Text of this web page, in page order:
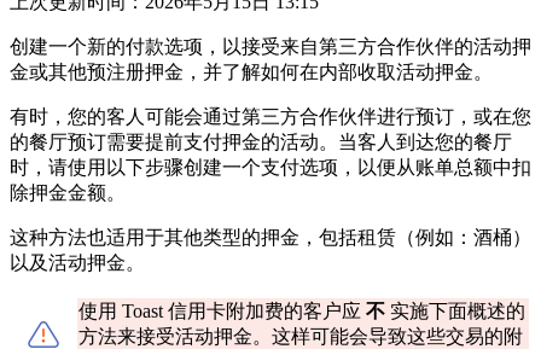
创建一个新的付款选项，以接受来自第三方合作伙伴的活动押
金或其他预注册押金，并了解如何在内部收取活动押金。
有时，您的客人可能会通过第三方合作伙伴进行预订，或在您
的餐厅预订需要提前支付押金的活动。当客人到达您的餐厅
时，请使用以下步骤创建一个支付选项，以便从账单总额中扣
除押金金额。
这种方法也适用于其他类型的押金，包括租赁（例如：酒桶）
以及活动押金。
使用 Toast 信用卡附加费的客户应 不 实施下面概述的
方法来接受活动押金。这样可能会导致这些交易的附